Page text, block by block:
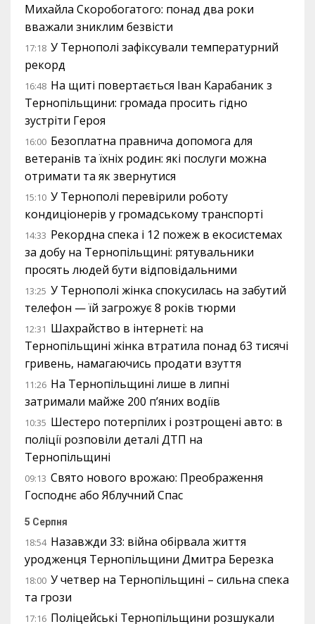
Михайла Скоробогатого: понад два роки
вважали зниклим безвісти
17:18 У Тернополі зафіксували температурний
рекорд
16:48 На щиті повертається Іван Карабаник з
Тернопільщини: громада просить гідно
зустріти Героя
16:00 Безоплатна правнича допомога для
ветеранів та їхніх родин: які послуги можна
отримати та як звернутися
15:10 У Тернополі перевірили роботу
кондиціонерів у громадському транспорті
14:33 Рекордна спека і 12 пожеж в екосистемах
за добу на Тернопільщині: рятувальники
просять людей бути відповідальними
13:25 У Тернополі жінка спокусилась на забутий
телефон — їй загрожує 8 років тюрми
12:31 Шахрайство в інтернеті: на
Тернопільщині жінка втратила понад 63 тисячі
гривень, намагаючись продати взуття
11:26 На Тернопільщині лише в липні
затримали майже 200 п’яних водіїв
10:35 Шестеро потерпілих і розтрощені авто: в
поліції розповіли деталі ДТП на
Тернопільщині
09:13 Свято нового врожаю: Преображення
Господнє або Яблучний Спас
5 Серпня
18:54 Назавжди 33: війна обірвала життя
уродженця Тернопільщини Дмитра Березка
18:00 У четвер на Тернопільщині – сильна спека
та грози
17:16 Поліцейські Тернопільщини розшукали